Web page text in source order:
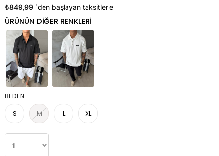
₺849,99 `den başlayan taksitlerle
BEDEN
S
M L XL